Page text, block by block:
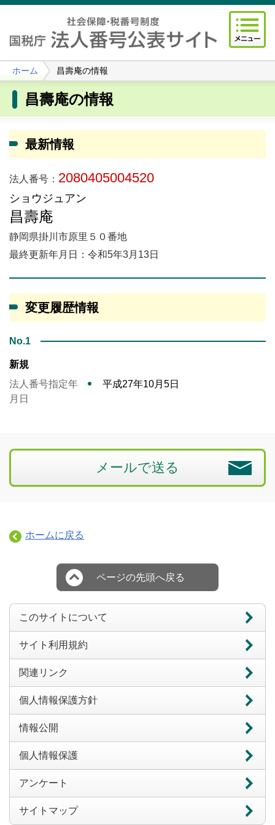
ホーム 昌壽庵の情報
昌壽庵の情報
最新情報
法人番号： 2080405004520
ショウジュアン
昌壽庵
静岡県掛川市原里５０番地
最終更新年月日：令和5年3月13日
変更履歴情報
No.1
新規
法人番号指定年
月日
平成27年10月5日
メールで送る
ホームに戻る
ページの先頭へ戻る
このサイトについて
サイト利用規約
関連リンク
個人情報保護方針
情報公開
個人情報保護
アンケート
サイトマップ